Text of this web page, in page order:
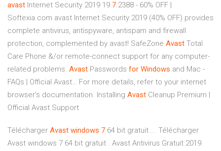
avast Internet Security 2019 19.7.2388 - 60% OFF |
Softexia.com avast Internet Security 2019 (40% OFF) provides
complete antivirus, antispyware, antispam and firewall
protection, complemented by avast! SafeZone Avast Total
Care Phone &/or remote-connect support for any computer-
related problems. Avast Passwords for Windows and Mac -
FAQs | Official Avast… For more details, refer to your internet
browser's documentation. Installing Avast Cleanup Premium |
Official Avast Support
Télécharger Avast windows 7 64 bit gratuit ... Télécharger
Avast windows 7 64 bit gratuit . Avast Antivirus Gratuit 2019.